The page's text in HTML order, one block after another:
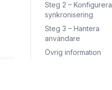
Steg 2 – Konfigurera
synkronisering
Steg 3 – Hantera
användare
Övrig information